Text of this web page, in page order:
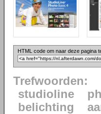
HTML code om naar deze pagina
Trefwoorden:
studioline
belichting